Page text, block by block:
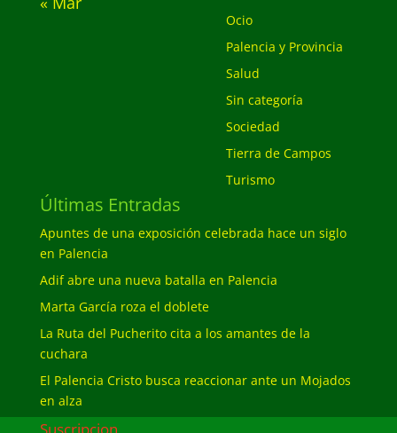
Ocio
Palencia y Provincia
Salud
Sin categoría
Sociedad
Tierra de Campos
Turismo
Últimas Entradas
Apuntes de una exposición celebrada hace un siglo
en Palencia
Adif abre una nueva batalla en Palencia
Marta García roza el doblete
La Ruta del Pucherito cita a los amantes de la
cuchara
El Palencia Cristo busca reaccionar ante un Mojados
en alza